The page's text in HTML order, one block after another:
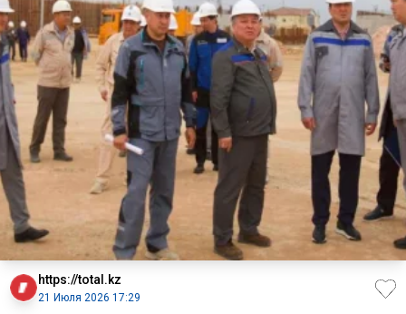
https://total.kz
21 Июля 2026 17:29